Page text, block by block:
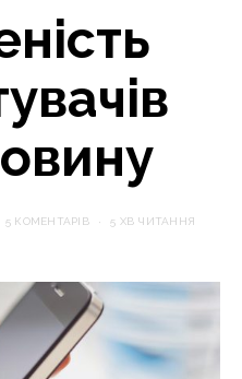
5 КОМЕНТАРІВ 5 ХВ ЧИТАННЯ